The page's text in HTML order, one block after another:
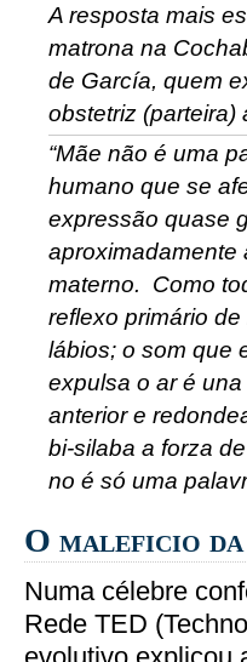
A resposta mais
matrona na
de García, quem
obstetriz (parteira)
“Mãe não é uma
humano que se
expressão quase
aproximadamente
materno. Como
reflexo primário
lábios; o som que
expulsa o ar é una
anterior e
bi-silaba a forza
no é só uma
O maleficio
Numa célebre
Rede TED